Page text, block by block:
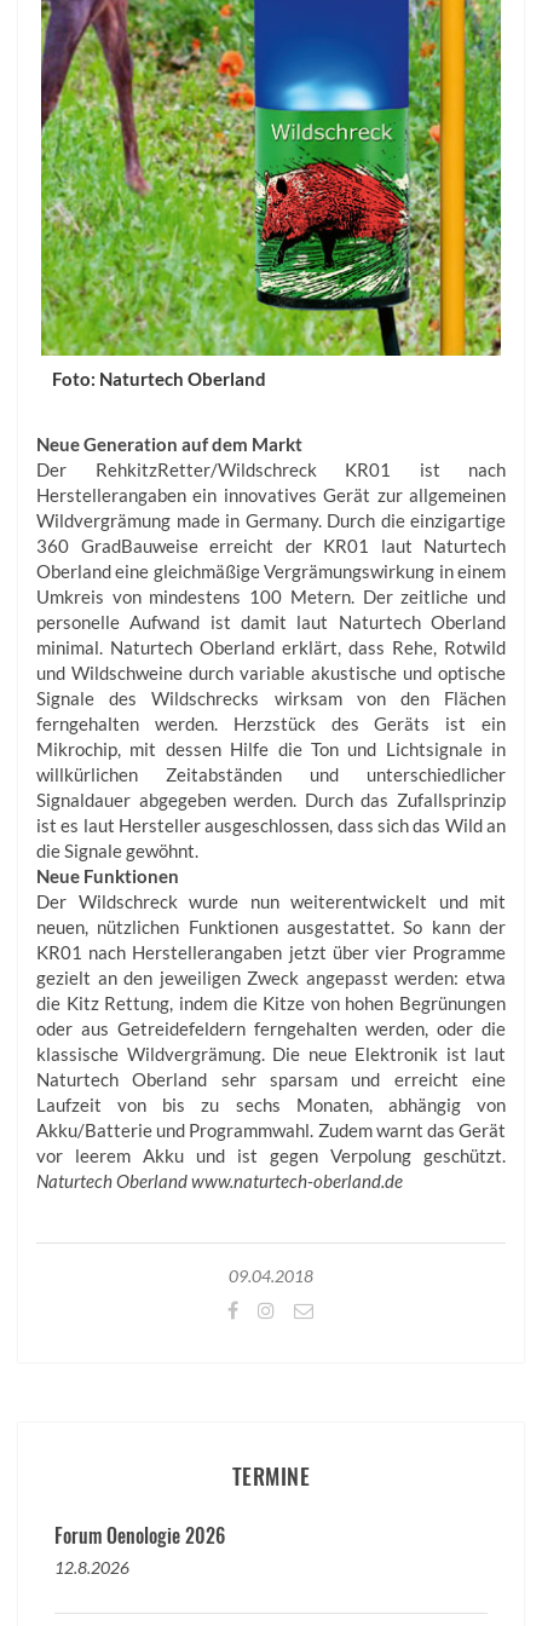
Foto: Naturtech Oberland
Neue Generation auf dem Markt
Der Rehkitz­Retter/Wildschreck KR01 ist nach
Herstellerangaben ein innovatives Gerät zur allgemeinen
Wildvergrämung made in Germany. Durch die einzigartige
360 ­Grad­Bauweise erreicht der KR01 laut Naturtech
Oberland eine gleichmäßige Vergrämungswirkung in einem
Umkreis von mindestens 100 Metern. Der zeitliche und
personelle Aufwand ist damit laut Naturtech Oberland
minimal. Naturtech Oberland erklärt, dass Rehe, Rotwild
und Wildschweine durch variable akustische und optische
Signale des Wildschrecks wirksam von den Flächen
ferngehalten werden. Herzstück des Geräts ist ein
Mikrochip, mit dessen Hilfe die Ton­ und Lichtsignale in
willkürlichen Zeitabständen und unterschiedlicher
Signaldauer abgegeben werden. Durch das Zufallsprinzip
ist es laut Hersteller ausgeschlossen, dass sich das Wild an
die Signale gewöhnt.
Neue Funktionen
Der Wildschreck wurde nun weiterentwickelt und mit
neuen, nützlichen Funktionen ausgestattet. So kann der
KR01 nach Herstellerangaben jetzt über vier Programme
gezielt an den jeweiligen Zweck angepasst werden: etwa
die Kitz­ Rettung, indem die Kitze von hohen Begrünungen
oder aus Getreidefeldern ferngehalten werden, oder die
klassische Wildvergrämung. Die neue Elektronik ist laut
Naturtech Oberland sehr sparsam und erreicht eine
Laufzeit von bis zu sechs Monaten, abhängig von
Akku/Batterie und Programmwahl. Zudem warnt das Gerät
vor leerem Akku und ist gegen Verpolung geschützt.
Naturtech Oberland www.naturtech-oberland.de
09.04.2018
TERMINE
Forum Oenologie 2026
12.8.2026